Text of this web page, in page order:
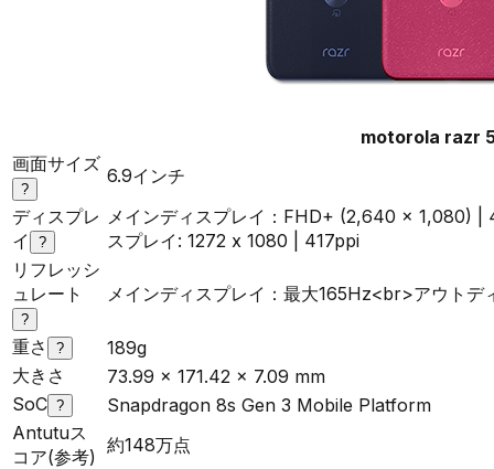
motorola razr
画面サイズ
?
6.9インチ
ディスプレ
イ
?
メインディスプレイ：FHD+ (2,640 x 1,080) |
スプレイ: 1272 x 1080 | 417ppi
リフレッシ
ュレート
?
メインディスプレイ：最大165Hz<br>アウトデ
重さ ?
189g
大きさ
73.99 x 171.42 x 7.09 mm
SoC ?
Snapdragon 8s Gen 3 Mobile Platform
Antutuス
コア(参考)
約148万点